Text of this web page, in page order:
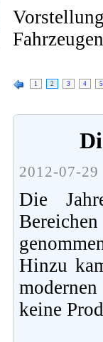
Fahrzeugen
1 2 3 4 5
2012-07-29
Die
Hinzu
keine